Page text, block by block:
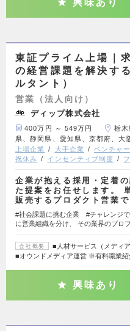
興味あり
東証プライム上場｜
の経営課題を解決す
ルタント）
営業（法人向け）
ディップ株式会社
400万円 ～ 549万円
栃木
県、静岡県、愛知県、京都府、大
上場企業
大手企業 ベンチャ
祝休み
インセンティブ制度
企業が抱える採用・定着
た提案をお任せします。
販売するプロダクト営業
#社会課題に挑む企業 #チャレンジ
に営業組織を分け、 その業界のプロ
会社概要
■人材サービス（メディ
■オウンドメディア運営 ※有料職業
興味あり